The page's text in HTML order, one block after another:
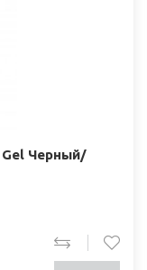
Gel Черный/